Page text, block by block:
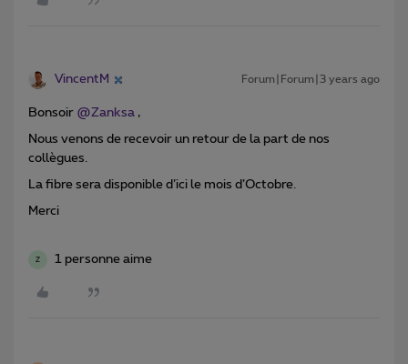
VincentM Forum|Forum|3 years ago
Bonsoir @Zanksa ,
Nous venons de recevoir un retour de la part de nos
collègues.
La fibre sera disponible d’ici le mois d’Octobre.
Merci
Z 1 personne aime